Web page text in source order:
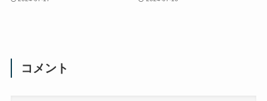
コメント